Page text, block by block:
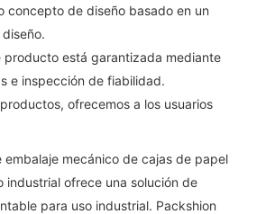
concepto de diseño basado en un
producto está garantizada mediante
e inspección de fiabilidad.
ofrecemos a los usuarios
embalaje mecánico de cajas de papel
industrial ofrece una solución de
para uso industrial. Packshion